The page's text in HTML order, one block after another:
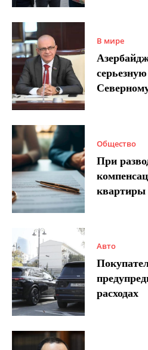
В мире
Общество
При
квартиры
Авто
расходах